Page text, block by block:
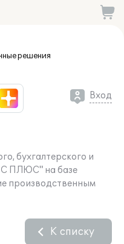
решения
Вход
бухгалтерского и
ПЛЮС" на базе
производственным
К списку